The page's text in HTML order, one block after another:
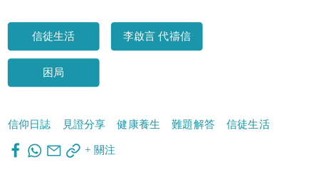
信徒生活 李啟言 代禱信
困局
信仰日誌 見證分享 健康養生 難題解答 信徒生活
+ 關注